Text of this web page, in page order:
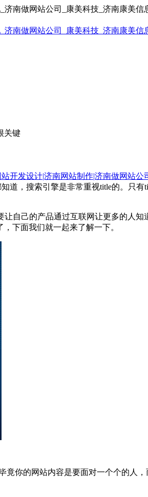
关键
开发设计|济南网站制作|济南做网站公
道，搜索引擎是非常重视title的。只
自己的产品通过互联网让更多的人
下面我们就一起来了解一下。
你的网站内容是要面对一个个的人